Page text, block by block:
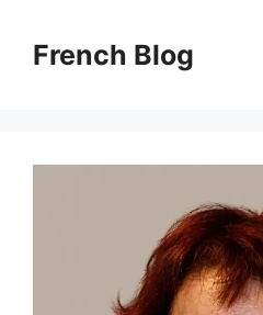
contentFrench Blog